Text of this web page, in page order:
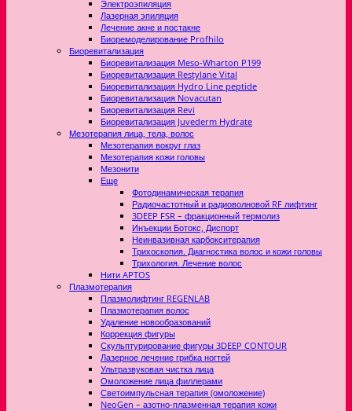
Электроэпиляция
Лазерная эпиляция
Лечение акне и постакне
Биоремоделирование Profhilo
Биоревитализация
Биоревитализация Meso-Wharton P199
Биоревитализация Restylane Vital
Биоревитализация Hydro Line peptide
Биоревитализация Novacutan
Биоревитализация Revi
Биоревитализация Juvederm Hydrate
Мезотерапия лица, тела, волос
Мезотерапия вокруг глаз
Мезотерапия кожи головы
Мезонити
Еще
Фотодинамическая терапия
Радиочастотный и радиоволновой RF лифтинг
3DEEP FSR – фракционный термолиз
Инъекции Ботокс, Диспорт
Неинвазивная карбокситерапия
Трихоскопия. Диагностика волос и кожи головы
Трихология. Лечение волос
Нити APTOS
Плазмотерапия
Плазмолифтинг REGENLAB
Плазмотерапия волос
Удаление новообразований
Коррекция фигуры
Скульптурирование фигуры 3DEEP CONTOUR
Лазерное лечение грибка ногтей
Ультразвуковая чистка лица
Омоложение лица филлерами
Светоимпульсная терапия (омоложение)
NeoGen – азотно-плазменная терапия кожи